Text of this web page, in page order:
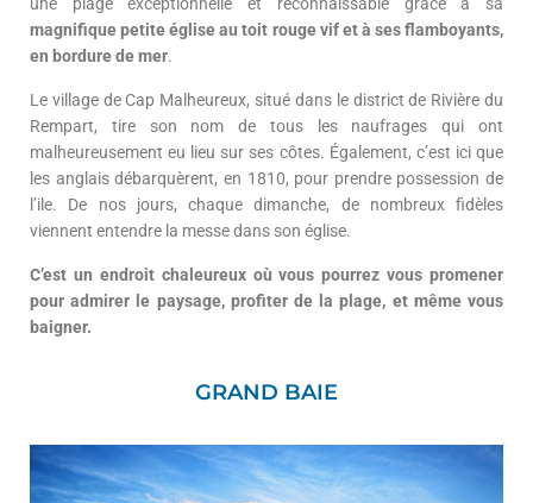
magnifique petite église au toit rouge vif et à ses flamboyants,
en bordure de mer.
Le village de Cap Malheureux, situé dans le district de Rivière du
Rempart, tire son nom de tous les naufrages qui ont
malheureusement eu lieu sur ses côtes. Également, c’est ici que
les anglais débarquèrent, en 1810, pour prendre possession de
l’ile. De nos jours, chaque dimanche, de nombreux fidèles
viennent entendre la messe dans son église.
C’est un endroit chaleureux où vous pourrez vous promener
pour admirer le paysage, profiter de la plage, et même vous
baigner.
GRAND BAIE